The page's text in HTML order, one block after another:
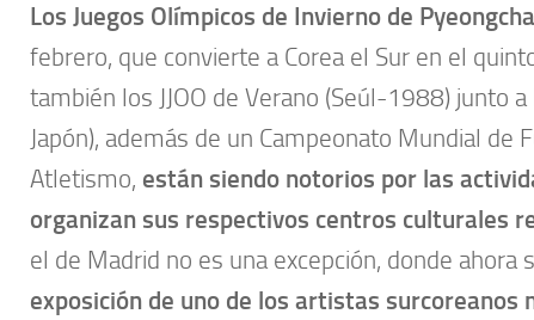
Los Juegos Olímpicos de Invierno de
febrero, que convierte a Corea el Sur en el
también los JJOO de Verano (Seúl-1988) junto
Japón), además de un Campeonato Mundial de
Atletismo, están siendo notorios por las
organizan sus respectivos centros culturales
el de Madrid no es una excepción, donde ahora
exposición de uno de los artistas surcoreanos